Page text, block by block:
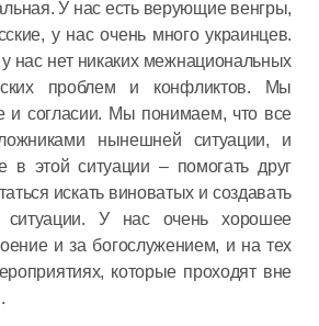
У нас есть верующие венгры,
у нас очень много украинцев.
нас нет никаких межнациональных
проблем и конфликтов. Мы
и согласии. Мы понимаем, что все
нынешней ситуации, и
в этой ситуации – помогать друг
искать виноватых и создавать
ситуации. У нас очень хорошее
и за богослужением, и на тех
которые проходят вне